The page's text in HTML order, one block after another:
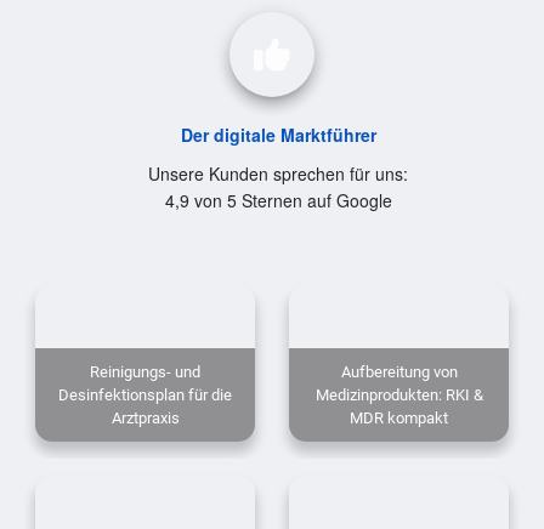
Der digitale Marktführer
Unsere Kunden sprechen für uns:
4,9 von 5 Sternen auf Google
Reinigungs- und
Desinfektionsplan für die
Arztpraxis
Aufbereitung von
Medizinprodukten: RKI &
MDR kompakt